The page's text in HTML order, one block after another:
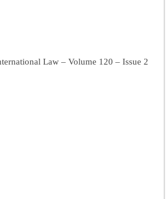
Law – Volume 120 – Issue 2